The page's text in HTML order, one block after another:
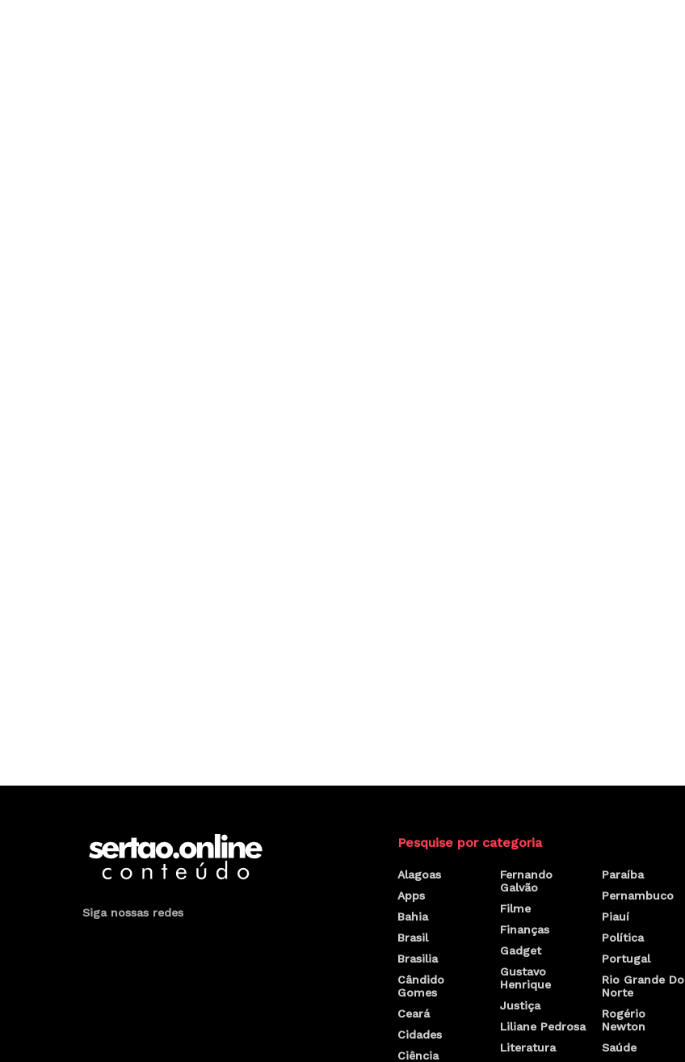
Siga nossas redes
Pesquise por categoria
Alagoas
Apps
Bahia
Brasil
Brasilia
Cândido
Gomes
Ceará
Cidades
Ciência
Fernando
Galvão
Filme
Finanças
Gadget
Gustavo
Henrique
Justiça
Liliane Pedrosa
Literatura
Paraíba
Pernambuco
Piauí
Política
Portugal
Rio Grande Do
Norte
Rogério
Newton
Saúde